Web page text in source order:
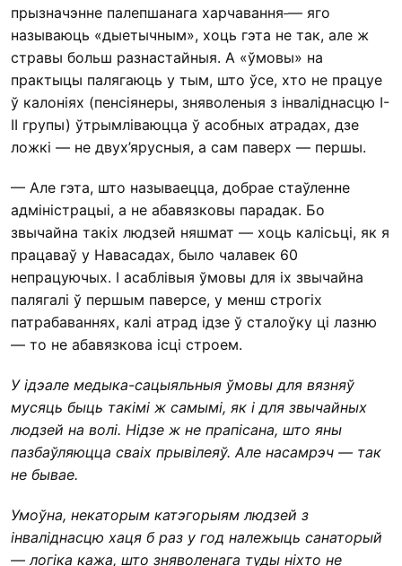
прызначэнне палепшанага харчавання — яго
называюць «дыетычным», хоць гэта не так, але ж
стравы больш разнастайныя. А «ўмовы» на
практыцы палягаюць у тым, што ўсе, хто не працуе
ў калоніях (пенсіянеры, зняволеныя з інваліднасцю І-
ІІ групы) ўтрымліваюцца ў асобных атрадах, дзе
ложкі — не двух’ярусныя, а сам паверх — першы.
— Але гэта, што называецца, добрае стаўленне
адміністрацыі, а не абавязковы парадак. Бо
звычайна такіх людзей няшмат — хоць калісьці, як я
працаваў у Навасадах, было чалавек 60
непрацуючых. І асаблівыя ўмовы для іх звычайна
палягалі ў першым паверсе, у менш строгіх
патрабаваннях, калі атрад ідзе ў сталоўку ці лазню
— то не абавязкова ісці строем.
У ідэале медыка-сацыяльныя ўмовы для вязняў
мусяць быць такімі ж самымі, як і для звычайных
людзей на волі. Нідзе ж не прапісана, што яны
пазбаўляюцца сваіх прывілеяў. Але насамрэч — так
не бывае.
Умоўна, некаторым катэгорыям людзей з
інваліднасцю хаця б раз у год належыць санаторый
— логіка кажа, што зняволенага туды ніхто не